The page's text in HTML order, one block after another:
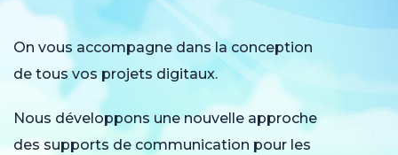
On vous accompagne dans la conception
de tous vos projets digitaux.
Nous développons une nouvelle approche
des supports de communication pour les